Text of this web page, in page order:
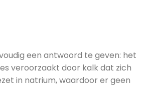
een antwoord te geven: het
veroorzaakt door kalk dat zich
in natrium, waardoor er geen